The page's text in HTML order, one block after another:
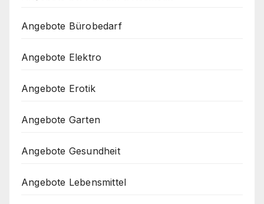
Angebote Bürobedarf
Angebote Elektro
Angebote Erotik
Angebote Garten
Angebote Gesundheit
Angebote Lebensmittel